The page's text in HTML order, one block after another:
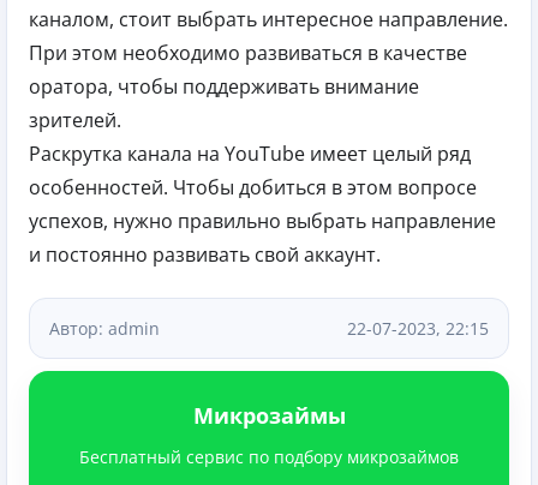
каналом, стоит выбрать интересное направление.
При этом необходимо развиваться в качестве
оратора, чтобы поддерживать внимание
зрителей.
Раскрутка канала на YouTube имеет целый ряд
особенностей. Чтобы добиться в этом вопросе
успехов, нужно правильно выбрать направление
и постоянно развивать свой аккаунт.
Автор: admin 22-07-2023, 22:15
Микрозаймы
Бесплатный сервис по подбору микрозаймов